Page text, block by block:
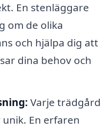
En stenläggare
om de olika
och hjälpa dig att
dina behov och
Varje trädgård
En erfaren